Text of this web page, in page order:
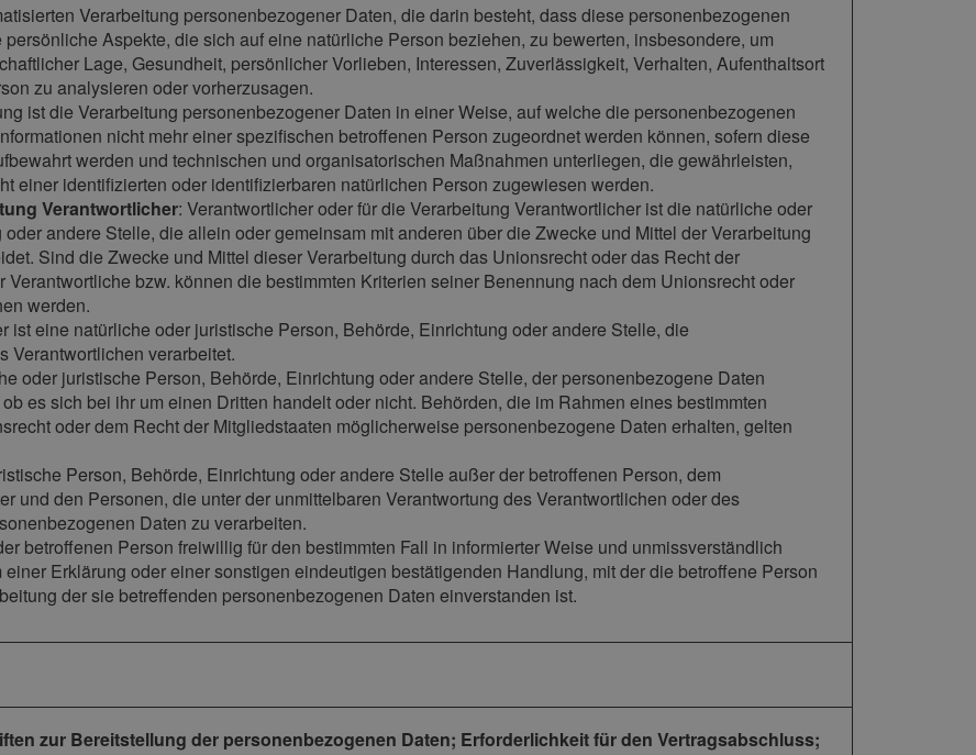
Verarbeitung personenbezogener Daten, die darin besteht, dass diese personenbezogenen
Aspekte, die sich auf eine natürliche Person beziehen, zu bewerten, insbesondere, um
Lage, Gesundheit, persönlicher Vorlieben, Interessen, Zuverlässigkeit, Verhalten, Aufenthaltsort
zu analysieren oder vorherzusagen.
ist die Verarbeitung personenbezogener Daten in einer Weise, auf welche die personenbezogenen
nicht mehr einer spezifischen betroffenen Person zugeordnet werden können, sofern diese
werden und technischen und organisatorischen Maßnahmen unterliegen, die gewährleisten,
einer identifizierten oder identifizierbaren natürlichen Person zugewiesen werden.
Verantwortlicher: Verantwortlicher oder für die Verarbeitung Verantwortlicher ist die natürliche oder
andere Stelle, die allein oder gemeinsam mit anderen über die Zwecke und Mittel der Verarbeitung
Sind die Zwecke und Mittel dieser Verarbeitung durch das Unionsrecht oder das Recht der
bzw. können die bestimmten Kriterien seiner Benennung nach dem Unionsrecht oder
werden.
ist eine natürliche oder juristische Person, Behörde, Einrichtung oder andere Stelle, die
Verantwortlichen verarbeitet.
oder juristische Person, Behörde, Einrichtung oder andere Stelle, der personenbezogene Daten
es sich bei ihr um einen Dritten handelt oder nicht. Behörden, die im Rahmen eines bestimmten
oder dem Recht der Mitgliedstaaten möglicherweise personenbezogene Daten erhalten, gelten
Person, Behörde, Einrichtung oder andere Stelle außer der betroffenen Person, dem
und den Personen, die unter der unmittelbaren Verantwortung des Verantwortlichen oder des
Daten zu verarbeiten.
betroffenen Person freiwillig für den bestimmten Fall in informierter Weise und unmissverständlich
Erklärung oder einer sonstigen eindeutigen bestätigenden Handlung, mit der die betroffene Person
der sie betreffenden personenbezogenen Daten einverstanden ist.
zur Bereitstellung der personenbezogenen Daten; Erforderlichkeit für den Vertragsabschluss;